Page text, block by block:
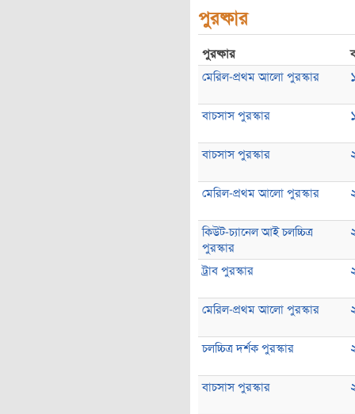
পুরষ্কার
পুরষ্কার
মেরিল-প্রথম আলো পুরস্কার
বাচসাস পুরস্কার
বাচসাস পুরস্কার
মেরিল-প্রথম আলো পুরস্কার
কিউট-চ্যানেল আই চলচ্চিত্র
পুরস্কার
ট্রাব পুরস্কার
মেরিল-প্রথম আলো পুরস্কার
চলচ্চিত্র দর্শক পুরস্কার
বাচসাস পুরস্কার